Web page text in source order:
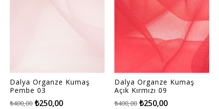
Dalya Organze Kumaş
Pembe 03
₺250,00
₺400,00
Dalya Organze Kumaş
Açık Kırmızı 09
₺250,00
₺400,00